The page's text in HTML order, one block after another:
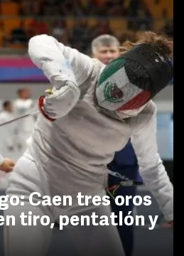
Caen tres oros
tiro, pentatlón y